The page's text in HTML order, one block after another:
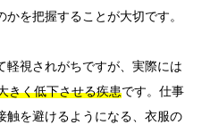
を把握することが大切です。
軽視されがちですが、実際には
きく低下させる疾患です。仕事
触を避けるようになる、衣服の